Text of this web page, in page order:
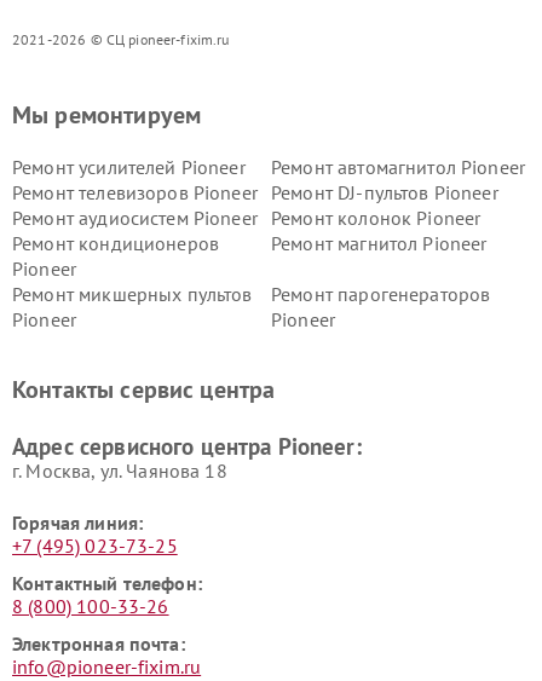
2021-2026 © СЦ pioneer-fixim.ru
Мы ремонтируем
Ремонт усилителей Pioneer
Ремонт автомагнитол Pioneer
Ремонт телевизоров Pioneer
Ремонт DJ-пультов Pioneer
Ремонт аудиосистем Pioneer
Ремонт колонок Pioneer
Ремонт кондиционеров
Pioneer
Ремонт магнитол Pioneer
Ремонт микшерных пультов
Pioneer
Ремонт парогенераторов
Pioneer
Контакты сервис центра
Адрес сервисного центра Pioneer:
г. Москва, ул. Чаянова 18
Горячая линия:
+7 (495) 023-73-25
Контактный телефон:
8 (800) 100-33-26
Электронная почта:
info@pioneer-fixim.ru